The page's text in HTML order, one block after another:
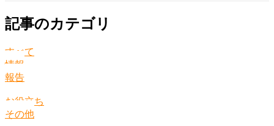
記事のカテゴリ
すべて
情報
報告
お役立ち
その他